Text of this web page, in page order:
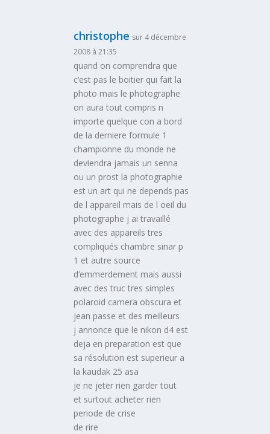
christophe sur 4 décembre
2008 à 21:35
quand on comprendra que
c’est pas le boitier qui fait la
photo mais le photographe
on aura tout compris n
importe quelque con a bord
de la derniere formule 1
championne du monde ne
deviendra jamais un senna
ou un prost la photographie
est un art qui ne depends pas
de l appareil mais de l oeil du
photographe j ai travaillé
avec des appareils tres
compliqués chambre sinar p
1 et autre source
d’emmerdement mais aussi
avec des truc tres simples
polaroid camera obscura et
jean passe et des meilleurs
j annonce que le nikon d4 est
deja en preparation est que
sa résolution est superieur a
la kaudak 25 asa
je ne jeter rien garder tout
et surtout acheter rien
periode de crise
de rire